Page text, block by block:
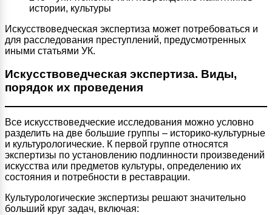
истории, культуры
Искусствоведческая экспертиза может потребоваться и
для расследования преступлений, предусмотренных
иными статьями УК.
Искусствоведческая экспертиза. Виды,
порядок их проведения
Все искусствоведческие исследования можно условно
разделить на две большие группы – историко-культурные
и культурологические. К первой группе относятся
экспертизы по установлению подлинности произведений
искусства или предметов культуры, определению их
состояния и потребности в реставрации.
Культурологические экспертизы решают значительно
больший круг задач, включая: